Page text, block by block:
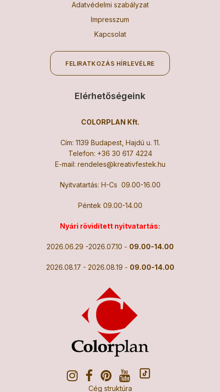
Adatvédelmi szabályzat
Impresszum
Kapcsolat
FELIRATKOZÁS HÍRLEVÉLRE
Elérhetőségeink
COLORPLAN Kft.
Cím: 1139 Budapest, Hajdú u. 11.
Telefon: +36 30 617 4224
E-mail: rendeles@kreativfestek.hu
Nyitvatartás: H-Cs 09.00-16.00
Péntek 09.00-14.00
Nyári rövidített nyitvatartás:
2026.06.29 -2026.07.10 - 09.00-14.00
2026.08.17 - 2026.08.19 - 09.00-14.00
Cég struktúra